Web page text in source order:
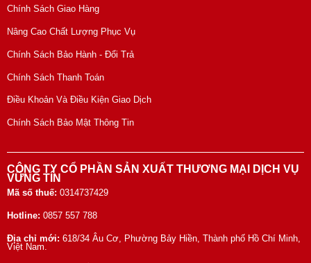
Chính Sách Giao Hàng
Nâng Cao Chất Lượng Phục Vụ
Chính Sách Bảo Hành - Đổi Trả
Chính Sách Thanh Toán
Điều Khoản Và Điều Kiện Giao Dịch
Chính Sách Bảo Mật Thông Tin
CÔNG TY CỔ PHẦN SẢN XUẤT THƯƠNG MẠI DỊCH VỤ
VỮNG TÍN
Mã số thuế: 0314737429
Hotline: 0857 557 788
Địa chỉ mới: 618/34 Âu Cơ, Phường Bảy Hiền, Thành phố Hồ Chí Minh,
Việt Nam.